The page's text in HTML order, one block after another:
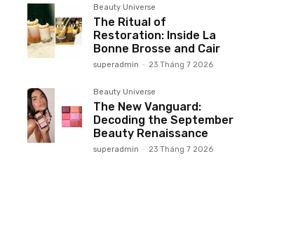
Beauty Universe
The Ritual of
Restoration: Inside La
Bonne Brosse and Cair
superadmin - 23 Tháng 7 2026
Beauty Universe
The New Vanguard:
Decoding the September
Beauty Renaissance
superadmin - 23 Tháng 7 2026